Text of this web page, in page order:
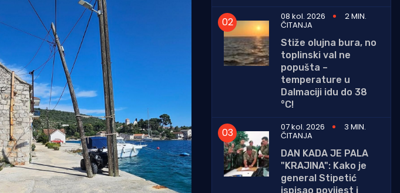
08 kol. 2026
2 MIN.
ČITANJA
Stiže olujna bura, no
toplinski val ne
popušta –
temperature u
Dalmaciji idu do 38
°C!
07 kol. 2026
3 MIN.
ČITANJA
DAN KADA JE PALA
"KRAJINA": Kako je
general Stipetić
ispisao povijest i